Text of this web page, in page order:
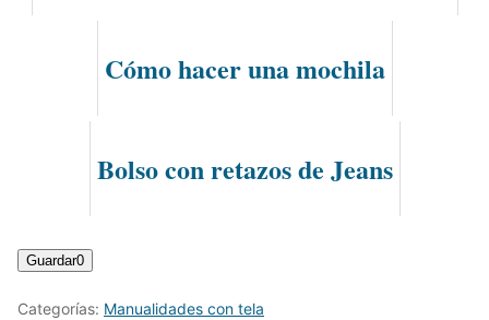
Cómo hacer una mochila
Bolso con retazos de Jeans
Guardar0
Categorías: Manualidades con tela